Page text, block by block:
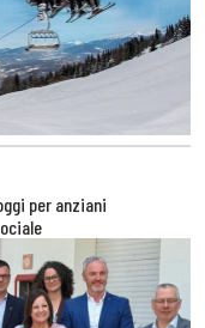
per anziani